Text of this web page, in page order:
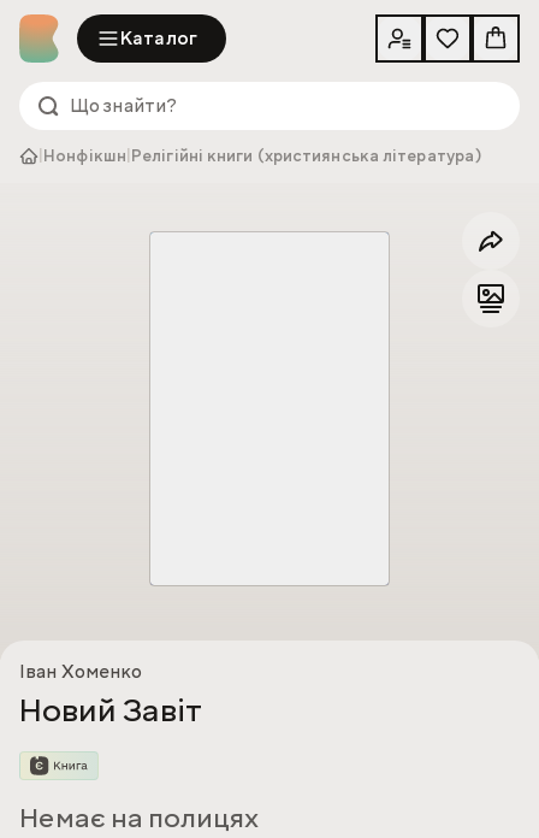
Каталог
Нонфікшн Релігійні книги (християнська література)
Іван Хоменко
Новий Завіт
Немає на полицях